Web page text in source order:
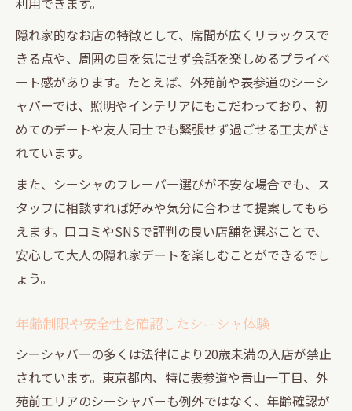
隠れ家的なお店の特徴として、席間が広くリラックスで
きる点や、周囲の目を気にせず会話を楽しめるプライベ
ート感があります。たとえば、外苑前や表参道のシーシ
ャバーでは、照明やインテリアにもこだわっており、初
めてのデートや友人同士でも緊張せず過ごせる工夫がさ
れています。
また、シーシャのフレーバー選びが不安な場合でも、ス
タッフに相談すれば好みや気分に合わせて提案してもら
えます。口コミやSNSで評判の良い店舗を選ぶことで、
安心して大人の隠れ家デートを楽しむことができるでし
ょう。
年齢制限や安全性を確認したシーシャ体験
シーシャバーの多くは法律により20歳未満の入店が禁止
されています。東京都内、特に表参道や青山一丁目、外
苑前エリアのシーシャバーも例外ではなく、年齢確認が